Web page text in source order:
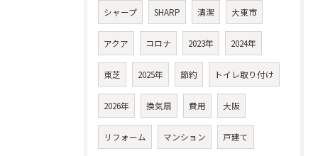
シャープ SHARP 清潔 大東市
アクア コロナ 2023年 2024年
東芝 2025年 節約 トイレ取り付け
2026年 換気扇 費用 大阪
リフォーム マンション 戸建て